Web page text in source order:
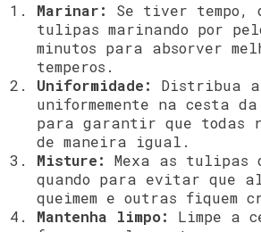
Marinar:
Se tiver tempo,
tulipas marinando por
minutos para absorver
temperos.
Uniformidade:
Distribua
uniformemente na cesta
para garantir que todas
de maneira igual.
Misture:
Mexa as tulipas
quando para evitar que
queimem e outras fiquem
Mantenha limpo:
Limpe a